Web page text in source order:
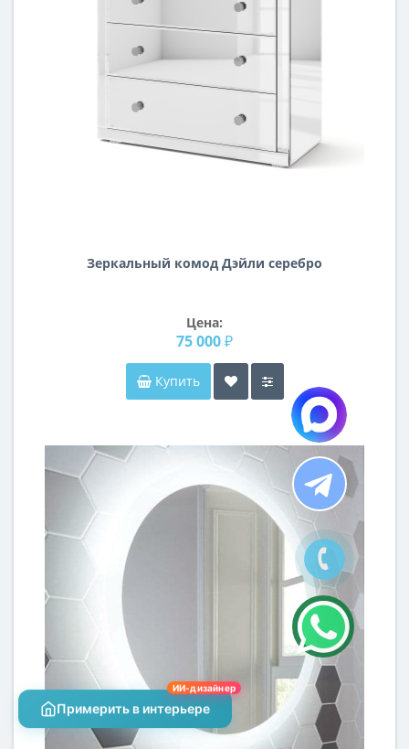
Зеркальный комод Дэйли серебро
Цена:
75 000 ₽
Купить
Примерить в интерьере
ИИ-дизайнер